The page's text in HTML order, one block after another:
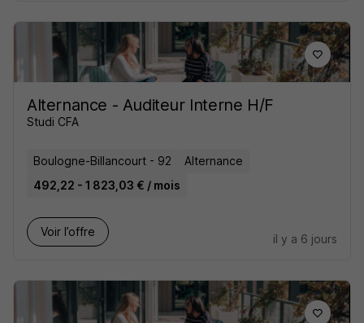
Alternance - Auditeur Interne H/F
Studi CFA
Boulogne-Billancourt - 92
Alternance
492,22 - 1 823,03 € / mois
Voir l’offre
il y a 6 jours